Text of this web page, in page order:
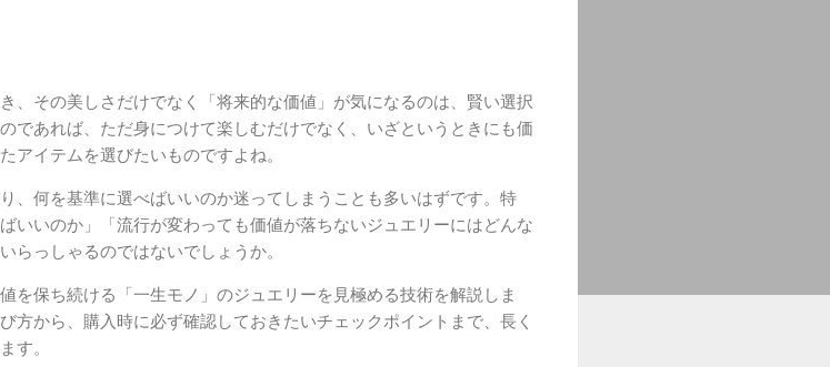
、その美しさだけでなく「将来的な価値」が気になるのは、賢い選択
であれば、ただ身につけて楽しむだけでなく、いざというときにも価
アイテムを選びたいものですよね。
、何を基準に選べばいいのか迷ってしまうことも多いはずです。特
いいのか」「流行が変わっても価値が落ちないジュエリーにはどんな
らっしゃるのではないでしょうか。
を保ち続ける「一生モノ」のジュエリーを見極める技術を解説しま
方から、購入時に必ず確認しておきたいチェックポイントまで、長く
す。